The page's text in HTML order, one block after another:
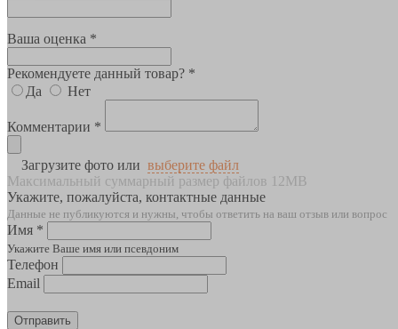
Ваша оценка *
Рекомендуете данный товар? *
Да
Нет
Комментарии *
Загрузите фото или выберите файл
Максимальный суммарный размер файлов 12MB
Укажите, пожалуйста, контактные данные
Данные не публикуются и нужны, чтобы ответить на ваш отзыв или вопрос
Имя *
Укажите Ваше имя или псевдоним
Телефон
Email
Отправить